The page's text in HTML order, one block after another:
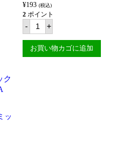
ッ
ク
ス
40g
【MAMA
SITA'S】
個
¥193 (税込)
2 ポイント
- マ
マ
シ
ッ
タ
+
お買い物カゴに追加
ッ